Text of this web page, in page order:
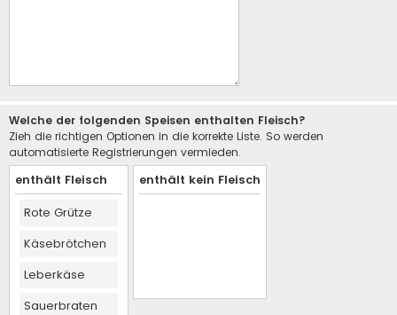
Welche der folgenden Speisen enthalten Fleisch?
Zieh die richtigen Optionen in die korrekte Liste. So werden
automatisierte Registrierungen vermieden.
enthält Fleisch
Rote Grütze
Käsebrötchen
Leberkäse
Sauerbraten
enthält kein Fleisch